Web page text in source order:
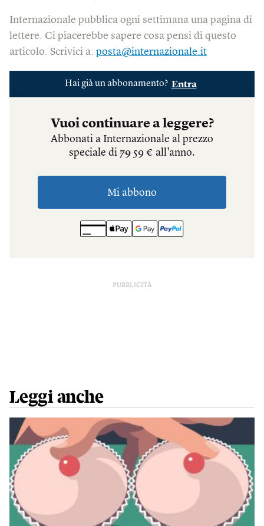
Internazionale pubblica ogni settimana una pagina di
lettere. Ci piacerebbe sapere cosa pensi di questo
articolo. Scrivici a: posta@internazionale.it
PUBBLICITÀ
Leggi anche